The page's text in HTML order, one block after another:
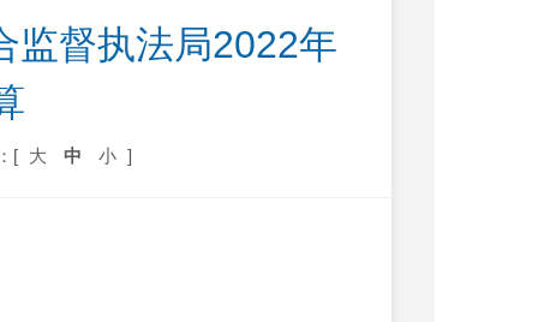
监督执法局2022年
[ 大 中 小 ]